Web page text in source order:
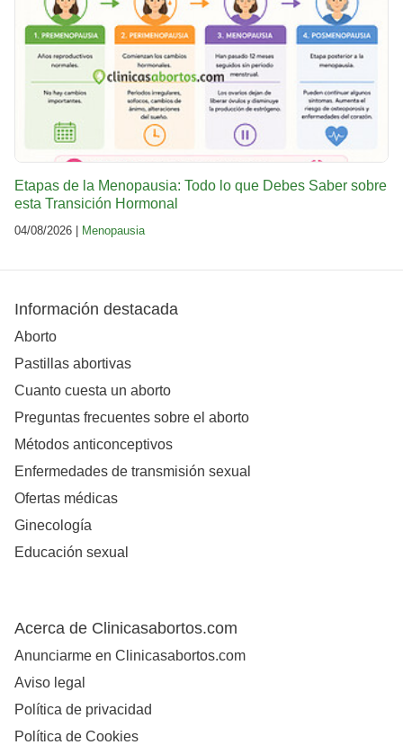
Etapas de la Menopausia: Todo lo que Debes Saber sobre
esta Transición Hormonal
04/08/2026 | Menopausia
Información destacada
Aborto
Pastillas abortivas
Cuanto cuesta un aborto
Preguntas frecuentes sobre el aborto
Métodos anticonceptivos
Enfermedades de transmisión sexual
Ofertas médicas
Ginecología
Educación sexual
Acerca de Clinicasabortos.com
Anunciarme en Clinicasabortos.com
Aviso legal
Política de privacidad
Política de Cookies